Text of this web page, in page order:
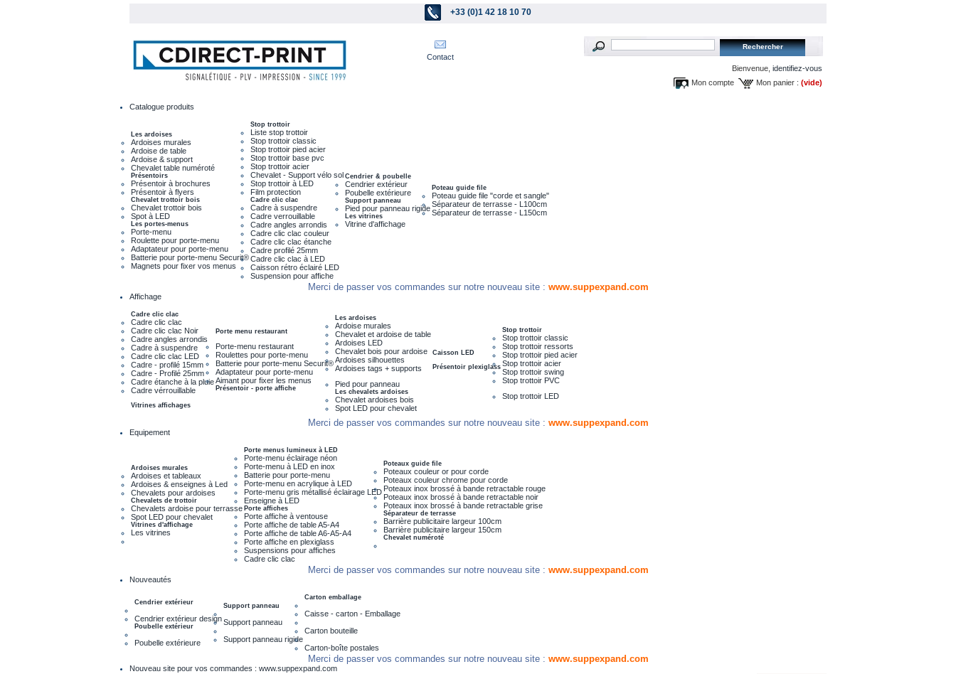
+33 (0)1 42 18 10 70
Contact
Bienvenue, identifiez-vous
Mon panier : (vide)
Mon compte
Catalogue produits
Les ardoises
Ardoises murales
Ardoise de table
Ardoise & support
Chevalet table numéroté
Présentoirs
Présentoir à brochures
Présentoir à flyers
Chevalet trottoir bois
Chevalet trottoir bois
Spot à LED
Les portes-menus
Porte-menu
Roulette pour porte-menu
Adaptateur pour porte-menu
Batterie pour porte-menu Securit®
Magnets pour fixer vos menus
Stop trottoir
Liste stop trottoir
Stop trottoir classic
Stop trottoir pied acier
Stop trottoir base pvc
Stop trottoir acier
Chevalet - Support vélo sol
Stop trottoir à LED
Film protection
Cadre clic clac
Cadre à suspendre
Cadre verrouillable
Cadre angles arrondis
Cadre clic clac couleur
Cadre clic clac étanche
Cadre profilé 25mm
Cadre clic clac à LED
Caisson rétro éclairé LED
Suspension pour affiche
Cendrier & poubelle
Cendrier extérieur
Poubelle extérieure
Support panneau
Pied pour panneau rigide
Les vitrines
Vitrine d'affichage
Poteau guide file
Poteau guide file "corde et sangle"
Séparateur de terrasse - L100cm
Séparateur de terrasse - L150cm
Merci de passer vos commandes sur notre nouveau site : www.suppexpand.com
Affichage
Cadre clic clac
Cadre clic clac
Cadre clic clac Noir
Cadre angles arrondis
Cadre à suspendre
Cadre clic clac LED
Cadre - profilé 15mm
Cadre - Profilé 25mm
Cadre étanche à la pluie
Cadre vérrouillable
Vitrines affichages
Porte menu restaurant
Porte-menu restaurant
Roulettes pour porte-menu
Batterie pour porte-menu Securit®
Adaptateur pour porte-menu
Aimant pour fixer les menus
Présentoir - porte affiche
Les ardoises
Ardoise murales
Chevalet et ardoise de table
Ardoises LED
Chevalet bois pour ardoise
Ardoises silhouettes
Ardoises tags + supports
Pied pour panneau
Les chevalets ardoises
Chevalet ardoises bois
Spot LED pour chevalet
Caisson LED
Présentoir plexiglass
Stop trottoir
Stop trottoir classic
Stop trottoir ressorts
Stop trottoir pied acier
Stop trottoir acier
Stop trottoir swing
Stop trottoir PVC
Stop trottoir LED
Merci de passer vos commandes sur notre nouveau site : www.suppexpand.com
Equipement
Ardoises murales
Ardoises et tableaux
Ardoises & enseignes à Led
Chevalets pour ardoises
Chevalets de trottoir
Chevalets ardoise pour terrasse
Spot LED pour chevalet
Vitrines d'affichage
Les vitrines
Porte menus lumineux à LED
Porte-menu éclairage néon
Porte-menu à LED en inox
Batterie pour porte-menu
Porte-menu en acrylique à LED
Porte-menu gris métallisé éclairage LED
Enseigne à LED
Porte affiches
Porte affiche à ventouse
Porte affiche de table A5-A4
Porte affiche de table A6-A5-A4
Porte affiche en plexiglass
Suspensions pour affiches
Cadre clic clac
Poteaux guide file
Poteaux couleur or pour corde
Poteaux couleur chrome pour corde
Poteaux inox brossé à bande retractable rouge
Poteaux inox brossé à bande retractable noir
Poteaux inox brossé à bande retractable grise
Séparateur de terrasse
Barrière publicitaire largeur 100cm
Barrière publicitaire largeur 150cm
Chevalet numéroté
Merci de passer vos commandes sur notre nouveau site : www.suppexpand.com
Nouveautés
Cendrier extérieur
Cendrier extérieur design
Poubelle extérieur
Poubelle extérieure
Support panneau
Support panneau
Support panneau rigide
Carton emballage
Caisse - carton - Emballage
Carton bouteille
Carton-boîte postales
Merci de passer vos commandes sur notre nouveau site : www.suppexpand.com
Nouveau site pour vos commandes : www.suppexpand.com